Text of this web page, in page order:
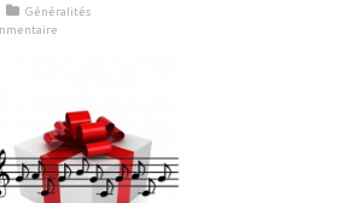
Généralités